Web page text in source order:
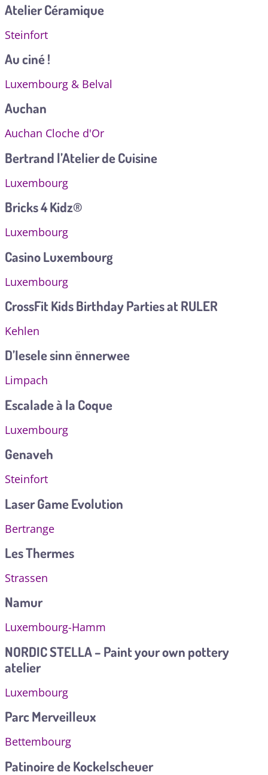
Atelier Céramique
Steinfort
Au ciné !
Luxembourg & Belval
Auchan
Auchan Cloche d'Or
Bertrand l’Atelier de Cuisine
Luxembourg
Bricks 4 Kidz®
Luxembourg
Casino Luxembourg
Luxembourg
CrossFit Kids Birthday Parties at RULER
Kehlen
D’Iesele sinn ënnerwee
Limpach
Escalade à la Coque
Luxembourg
Genaveh
Steinfort
Laser Game Evolution
Bertrange
Les Thermes
Strassen
Namur
Luxembourg-Hamm
NORDIC STELLA – Paint your own pottery
atelier
Luxembourg
Parc Merveilleux
Bettembourg
Patinoire de Kockelscheuer